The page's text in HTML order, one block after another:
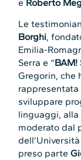
e Roberto
Le
Borghi,
Emilia-
Serra e “BAM!
Gregorin, che
sviluppare
linguaggi,
moderato dal
preso parte